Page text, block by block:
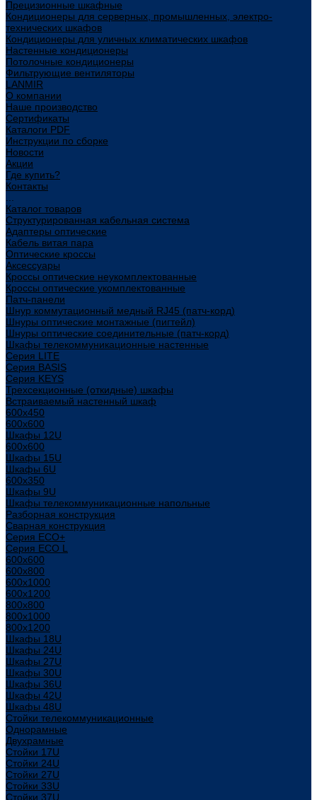
Прецизионные шкафные
Кондиционеры для серверных, промышленных, электро-
технических шкафов
Кондиционеры для уличных климатических шкафов
Настенные кондиционеры
Потолочные кондиционеры
Фильтрующие вентиляторы
LANMIR
О компании
Наше производство
Сертификаты
Каталоги PDF
Инструкции по сборке
Новости
Акции
Где купить?
Контакты
Каталог товаров
Структурированная кабельная система
Адаптеры оптические
Кабель витая пара
Оптические кроссы
Аксессуары
Кроссы оптические неукомплектованные
Кроссы оптические укомплектованные
Патч-панели
Шнур коммутационный медный RJ45 (патч-корд)
Шнуры оптические монтажные (пигтейл)
Шнуры оптические соединительные (патч-корд)
Шкафы телекоммуникационные настенные
Cерия LITE
Cерия BASIS
Cерия KEYS
Трехсекционные (откидные) шкафы
Встраиваемый настенный шкаф
600x450
600x600
Шкафы 12U
600x600
Шкафы 15U
Шкафы 6U
600x350
Шкафы 9U
Шкафы телекоммуникационные напольные
Разборная конструкция
Сварная конструкция
Серия ECO+
Серия ECO L
600x600
600x800
600х1000
600х1200
800x800
800х1000
800х1200
Шкафы 18U
Шкафы 24U
Шкафы 27U
Шкафы 30U
Шкафы 36U
Шкафы 42U
Шкафы 48U
Стойки телекоммуникационные
Однорамные
Двухрамные
Стойки 17U
Стойки 24U
Стойки 27U
Стойки 33U
Стойки 37U